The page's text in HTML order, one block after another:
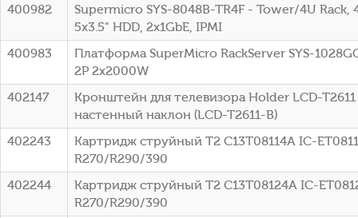
400982
Supermicro SYS-8048B-TR4F - Tower/4U Rack,
5x3.5" HDD, 2x1GbE, IPMI
400983
Платформа SuperMicro RackServer SYS-
2P 2x2000W
402147
Кронштейн для телевизора Holder LCD-
настенный наклон (LCD-T2611-B)
402243
Картридж струйный T2 C13T08114A IC-
R270/R290/390
402244
Картридж струйный T2 C13T08124A IC-
R270/R290/390